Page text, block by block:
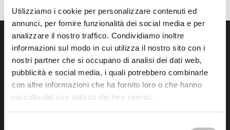
Utilizziamo i cookie per personalizzare contenuti ed
annunci, per fornire funzionalità dei social media e per
analizzare il nostro traffico. Condividiamo inoltre
informazioni sul modo in cui utilizza il nostro sito con i
nostri partner che si occupano di analisi dei dati web,
pubblicità e social media, i quali potrebbero combinarle
con altre informazioni che ha fornito loro o che hanno
raccolto dal suo utilizzo dei loro servizi.
Fondazione Collegio San Carlo